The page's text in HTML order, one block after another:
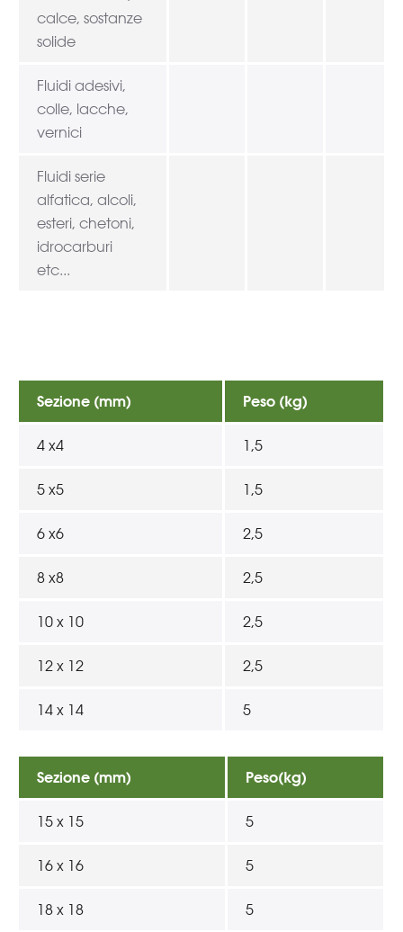
calce, sostanze
solide
Fluidi adesivi,
colle, lacche,
vernici
Fluidi serie
alfatica, alcoli,
esteri, chetoni,
idrocarburi
etc...
Sezione (mm) Peso (kg)
4 x4 1,5
5 x5 1,5
6 x6 2,5
8 x8 2,5
10 x 10 2,5
12 x 12 2,5
14 x 14 5
Sezione (mm) Peso(kg)
15 x 15 5
16 x 16 5
18 x 18 5